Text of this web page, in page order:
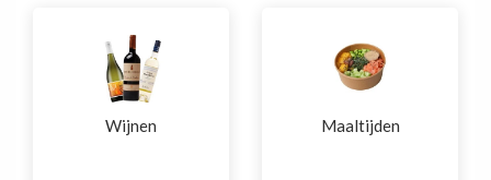
Wijnen Maaltijden